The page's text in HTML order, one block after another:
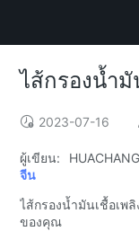
ไส้กรองน้ำมั
2023-07-16
ผู้เขียน:
จีน
ไส้กรองน้ำมันเชื้อเ
ของคุณ